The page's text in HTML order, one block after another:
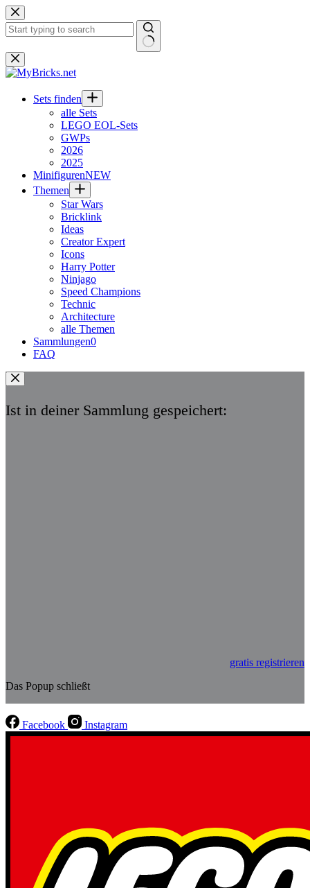
Zum
Inhalt
springen
Keine
Ergebnisse
Sets finden
alle Sets
LEGO EOL-Sets
GWPs
2026
2025
MinifigurenNEW
Themen
Star Wars
Bricklink
Ideas
Creator Expert
Icons
Harry Potter
Ninjago
Speed Champions
Technic
Architecture
alle Themen
Sammlungen0
FAQ
Ist in deiner Sammlung gespeichert:
gratis registrieren
Das Popup schließt
Facebook Instagram